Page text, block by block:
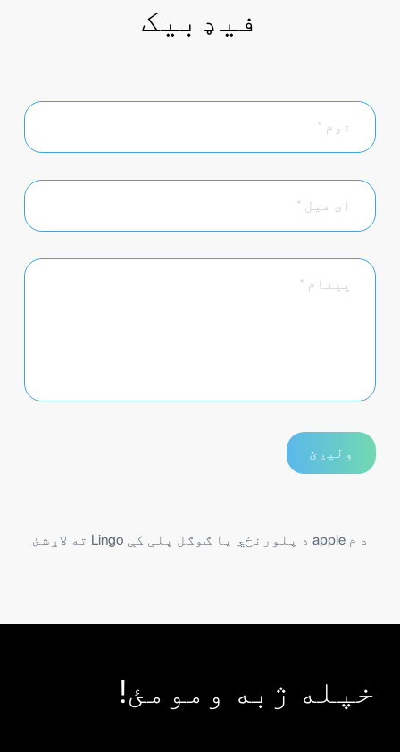
فیډبیک
د م apple ه پلورنځي یا ګوګل پلی کې Lingo ته لاړشئ
خپله ژبه ومومئ!